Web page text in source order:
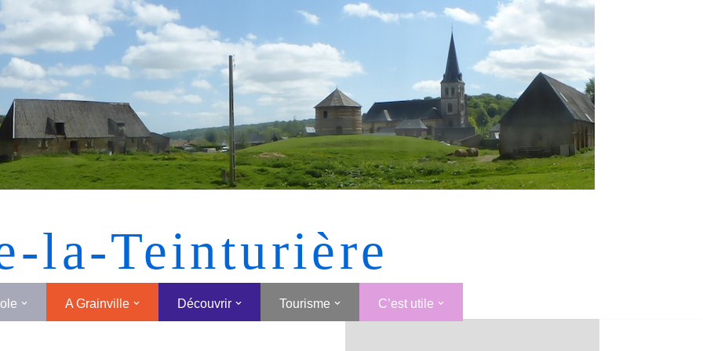
[MONTRER SOUS FORME DE VIGNETTES]
la-Teinturière
A Grainville Découvrir Tourisme C’est utile